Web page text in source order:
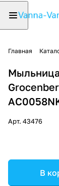
Главная
Арт. 43476
В